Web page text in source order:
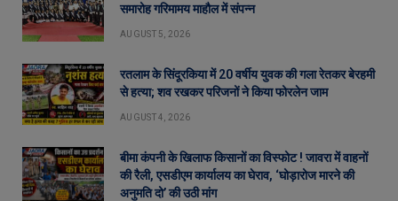
समारोह गरिमामय माहौल में संपन्न
AUGUST 5, 2026
रतलाम के सिंदूरकिया में 20 वर्षीय युवक की गला रेतकर बेरहमी
से हत्या; शव रखकर परिजनों ने किया फोरलेन जाम
AUGUST 4, 2026
बीमा कंपनी के खिलाफ किसानों का विस्फोट ! जावरा में वाहनों
की रैली, एसडीएम कार्यालय का घेराव, ‘घोड़ारोज मारने की
अनुमति दो’ की उठी मांग